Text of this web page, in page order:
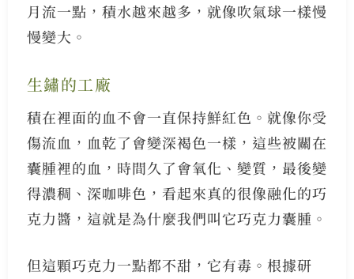
月流一點，積水越來越多，就像吹氣球一樣慢
慢變大。
生鏽的工廠
積在裡面的血不會一直保持鮮紅色。就像你受
傷流血，血乾了會變深褐色一樣，這些被關在
囊腫裡的血，時間久了會氧化、變質，最後變
得濃稠、深咖啡色，看起來真的很像融化的巧
克力醬，這就是為什麼我們叫它巧克力囊腫。
但這顆巧克力一點都不甜，它有毒。根據研